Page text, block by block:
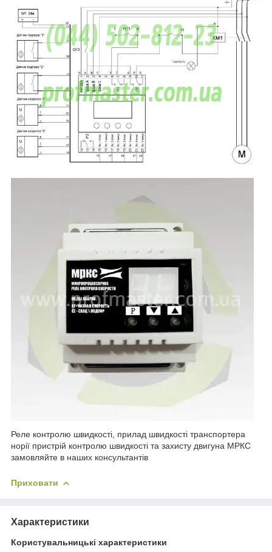
Реле контролю швидкості, прилад швидкості транспортера
норії пристрій контролю швидкості та захисту двигуна МРКС
замовляйте в наших консультантів
Приховати
Характеристики
Користувальницькі характеристики